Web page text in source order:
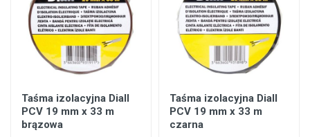
Taśma izolacyjna Diall
PCV 19 mm x 33 m
brązowa
Taśma izolacyjna Diall
PCV 19 mm x 33 m
czarna